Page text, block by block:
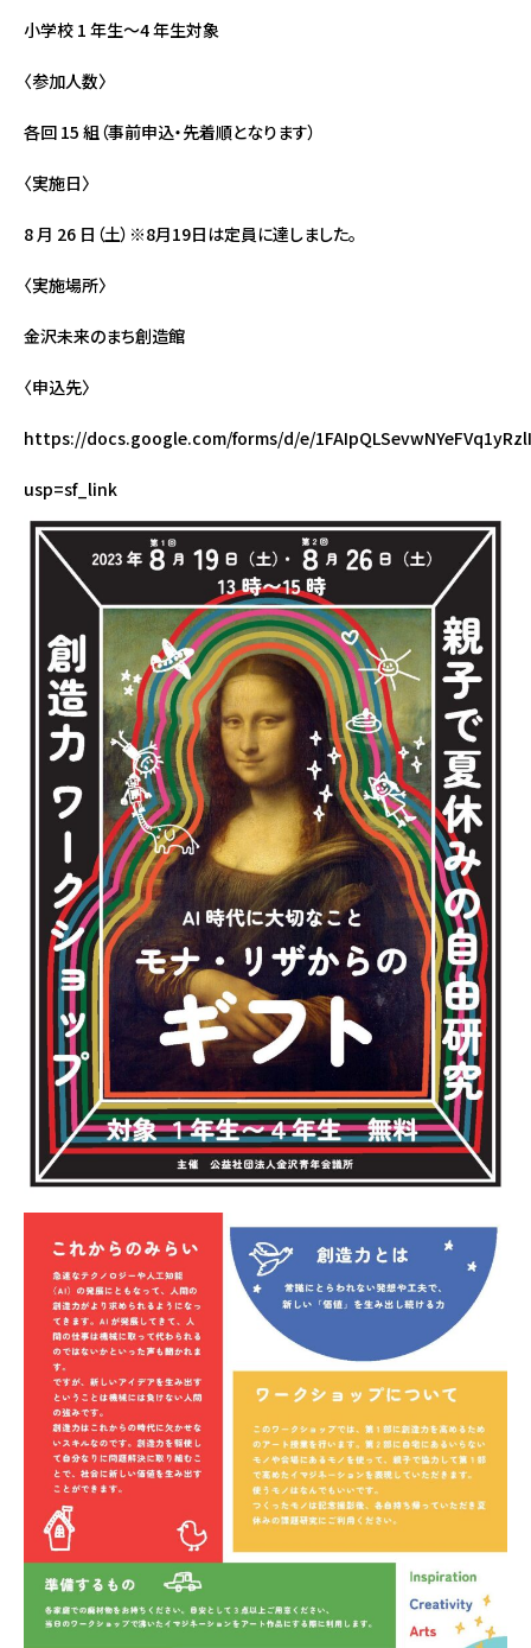
小学校 1 年生～4 年生対象
〈参加人数〉
各回 15 組（事前申込・先着順となります）
〈実施日〉
8 月 26 日（土）※8月19日は定員に達しました。
〈実施場所〉
金沢未来のまち創造館
〈申込先〉
https://docs.google.com/forms/d/e/
usp=sf_link